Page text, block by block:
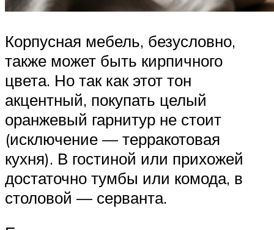
Корпусная мебель, безусловно,
также может быть кирпичного
цвета. Но так как этот тон
акцентный, покупать целый
оранжевый гарнитур не стоит
(исключение — терракотовая
кухня). В гостиной или прихожей
достаточно тумбы или комода, в
столовой — серванта.